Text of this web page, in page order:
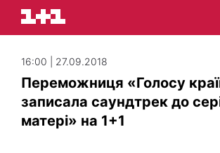
16:00 | 27.09.2018
Переможниця «Голосу
записала саундтрек до
матері» на 1+1